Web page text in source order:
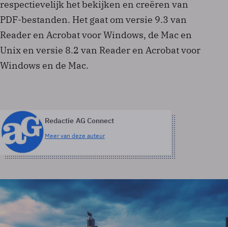
respectievelijk het bekijken en creëren van
PDF-bestanden. Het gaat om versie 9.3 van
Reader en Acrobat voor Windows, de Mac en
Unix en versie 8.2 van Reader en Acrobat voor
Windows en de Mac.
Redactie AG Connect
Meer van deze auteur